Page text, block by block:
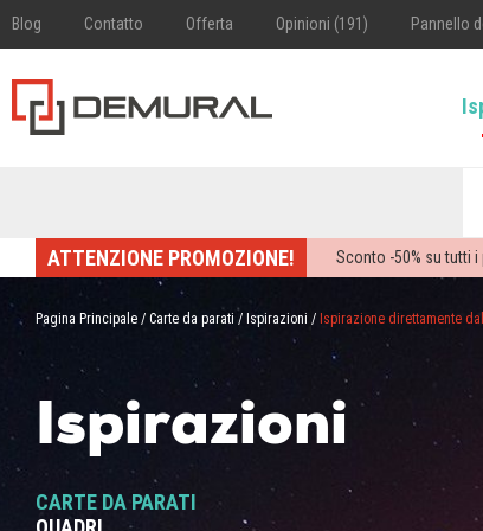
Blog Contatto Offerta Opinioni (191) Pannello
ATTENZIONE PROMOZIONE! Sconto -50% su tutti i
Pagina Principale / Carte da parati / Ispirazioni / Ispirazione direttamente
Ispirazioni
CARTE DA PARATI